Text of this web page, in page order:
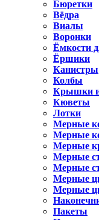
Бюретки
Вёдра
Виалы
Воронки
Ёмкости
Ёршики
Канистры
Колбы
Крышки
Кюветы
Лотки
Мерные
Мерные
Мерные
Мерные
Мерные
Мерные
Мерные
Пакеты